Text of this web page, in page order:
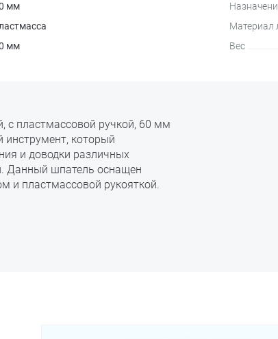
мм
мм
Материал
Вес
пластмассовой ручкой, 60 мм
инструмент, который
и доводки различных
Данный шпатель оснащен
и пластмассовой рукояткой.